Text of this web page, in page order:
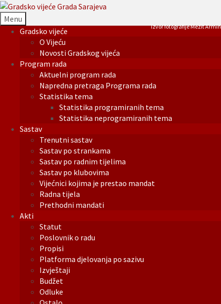
Menu
Gradsko vijeće
O Vijeću
Novosti Gradskog vijeća
Program rada
Aktuelni program rada
Napredna pretraga Programa rada
Statistika tema
Statistika programiranih tema
Statistika neprogramiranih tema
Sastav
Trenutni sastav
Sastav po strankama
Sastav po radnim tijelima
Sastav po klubovima
Vijećnici kojima je prestao mandat
Radna tijela
Prethodni mandati
Akti
Statut
Poslovnik o radu
Propisi
Platforma djelovanja po sazivu
Izvještaji
Budžet
Odluke
Izvor fotografije Mezit Armin